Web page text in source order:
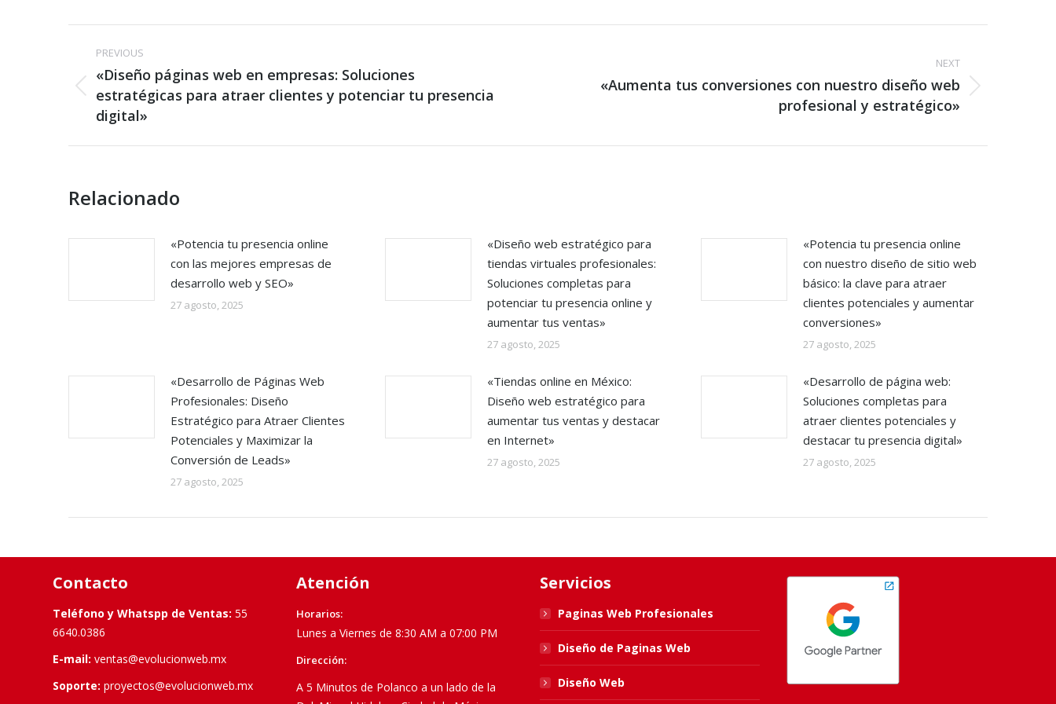
Post
navigation
PREVIOUS
Previous
post:
«Diseño páginas web en empresas: Soluciones
estratégicas para atraer clientes y potenciar tu presencia
digital»
NEXT
«Aumenta tus conversiones con nuestro diseño web
profesional y estratégico»
Relacionado
«Potencia tu presencia online
con las mejores empresas de
desarrollo web y SEO»
27 agosto, 2025
«Diseño web estratégico para
tiendas virtuales profesionales:
Soluciones completas para
potenciar tu presencia online y
aumentar tus ventas»
27 agosto, 2025
«Potencia tu presencia online
con nuestro diseño de sitio web
básico: la clave para atraer
clientes potenciales y aumentar
conversiones»
27 agosto, 2025
«Desarrollo de Páginas Web
Profesionales: Diseño
Estratégico para Atraer Clientes
Potenciales y Maximizar la
Conversión de Leads»
27 agosto, 2025
«Tiendas online en México:
Diseño web estratégico para
aumentar tus ventas y destacar
en Internet»
27 agosto, 2025
«Desarrollo de página web:
Soluciones completas para
atraer clientes potenciales y
destacar tu presencia digital»
27 agosto, 2025
Contacto
Teléfono y Whatspp de Ventas: 55
6640.0386
E-mail: ventas@evolucionweb.mx
Soporte: proyectos@evolucionweb.mx
Atención
Horarios:
Lunes a Viernes de 8:30 AM a 07:00 PM
Dirección:
A 5 Minutos de Polanco a un lado de la
Servicios
Paginas Web Profesionales
Diseño de Paginas Web
Diseño Web